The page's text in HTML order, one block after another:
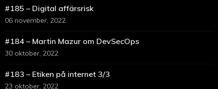
#185 – Digital affärsrisk
06 november, 2022
#184 – Martin Mazur om DevSecOps
30 oktober, 2022
#183 – Etiken på internet 3/3
23 oktober, 2022